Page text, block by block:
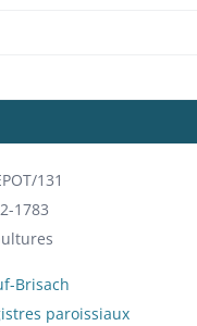
131
1783
Brisach
paroissiaux